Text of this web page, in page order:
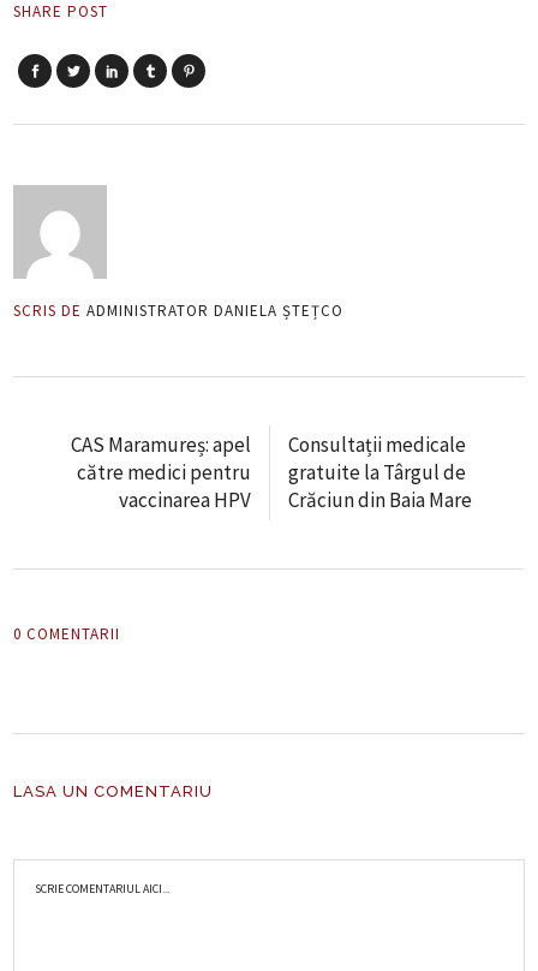
SHARE POST
SCRIS DE ADMINISTRATOR DANIELA ȘTEȚCO
CAS Maramureș: apel
către medici pentru
vaccinarea HPV
Consultații medicale
gratuite la Târgul de
Crăciun din Baia Mare
0 COMENTARII
LASA UN COMENTARIU